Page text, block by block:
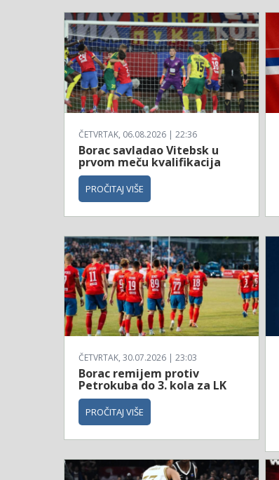
ČETVRTAK, 06.08.2026 | 22:36
Borac savladao Vitebsk u
prvom meču kvalifikacija
PROČITAJ VIŠE
ČETVRTAK, 30.07.2026 | 23:03
Borac remijem protiv
Petrokuba do 3. kola za LK
PROČITAJ VIŠE